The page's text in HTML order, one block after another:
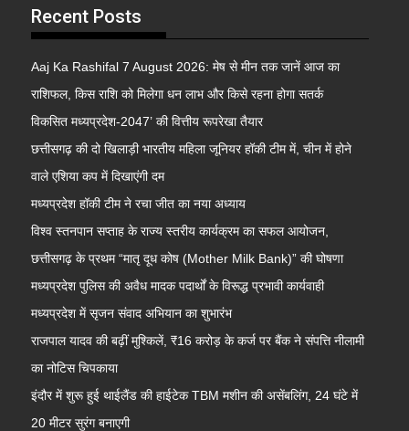
Recent Posts
Aaj Ka Rashifal 7 August 2026: मेष से मीन तक जानें आज का
राशिफल, किस राशि को मिलेगा धन लाभ और किसे रहना होगा सतर्क
विकसित मध्यप्रदेश-2047’ की वित्तीय रूपरेखा तैयार
छत्तीसगढ़ की दो खिलाड़ी भारतीय महिला जूनियर हॉकी टीम में, चीन में होने
वाले एशिया कप में दिखाएंगी दम
मध्यप्रदेश हॉकी टीम ने रचा जीत का नया अध्याय
विश्व स्तनपान सप्ताह के राज्य स्तरीय कार्यक्रम का सफल आयोजन,
छत्तीसगढ़ के प्रथम “मातृ दूध कोष (Mother Milk Bank)” की घोषणा
मध्यप्रदेश पुलिस की अवैध मादक पदार्थों के विरूद्ध प्रभावी कार्यवाही
मध्यप्रदेश में सृजन संवाद अभियान का शुभारंभ
राजपाल यादव की बढ़ीं मुश्किलें, ₹16 करोड़ के कर्ज पर बैंक ने संपत्ति नीलामी
का नोटिस चिपकाया
इंदौर में शुरू हुई थाईलैंड की हाईटेक TBM मशीन की असेंबलिंग, 24 घंटे में
20 मीटर सुरंग बनाएगी